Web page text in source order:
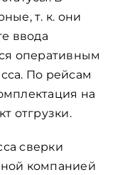
т. к. они
ввода
оперативным
По рейсам
на
отгрузки.
сверки
компанией